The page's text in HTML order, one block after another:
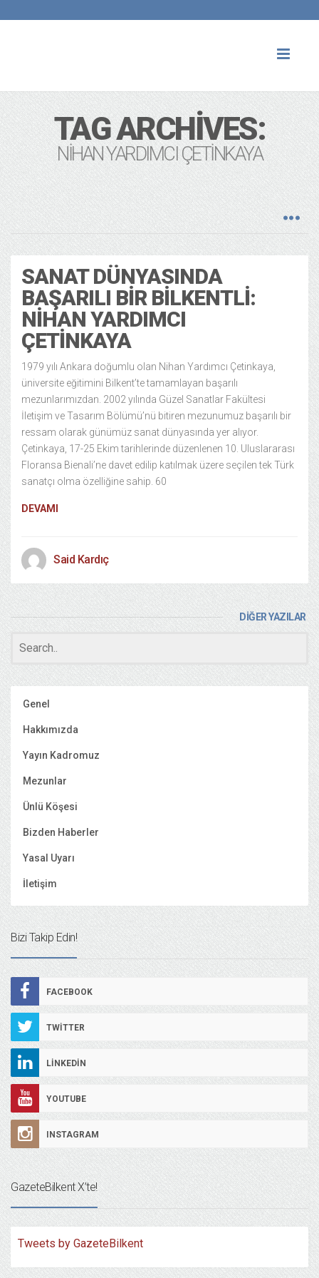
TAG ARCHIVES:
NIHAN YARDIMCI ÇETINKAYA
SANAT DÜNYASINDA
BAŞARILI BIR BILKENTLI:
NIHAN YARDIMCI
ÇETINKAYA
1979 yılı Ankara doğumlu olan Nihan Yardımcı Çetinkaya,
üniversite eğitimini Bilkent’te tamamlayan başarılı
mezunlarımızdan. 2002 yılında Güzel Sanatlar Fakültesi
İletişim ve Tasarım Bölümü’nü bitiren mezunumuz başarılı bir
ressam olarak günümüz sanat dünyasında yer alıyor.
Çetinkaya, 17-25 Ekim tarihlerinde düzenlenen 10. Uluslararası
Floransa Bienali’ne davet edilip katılmak üzere seçilen tek Türk
sanatçı olma özelliğine sahip. 60
DEVAMI
Said Kardıç
DİĞER YAZILAR
Genel
Hakkımızda
Yayın Kadromuz
Mezunlar
Ünlü Köşesi
Bizden Haberler
Yasal Uyarı
İletişim
Bizi Takip Edin!
FACEBOOK
TWITTER
LINKEDIN
YOUTUBE
INSTAGRAM
GazeteBilkent X’te!
Tweets by GazeteBilkent